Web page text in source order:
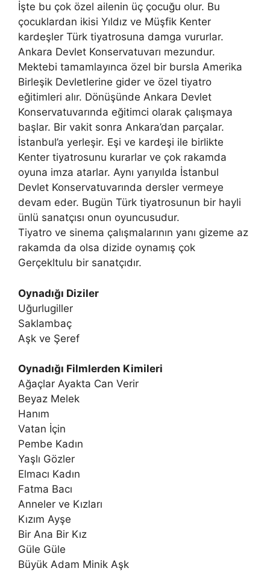
İşte bu çok özel ailenin üç çocuğu olur. Bu
çocuklardan ikisi Yıldız ve Müşfik Kenter
kardeşler Türk tiyatrosuna damga vururlar.
Ankara Devlet Konservatuvarı mezundur.
Mektebi tamamlayınca özel bir bursla Amerika
Birleşik Devletlerine gider ve özel tiyatro
eğitimleri alır. Dönüşünde Ankara Devlet
Konservatuvarında eğitimci olarak çalışmaya
başlar. Bir vakit sonra Ankara’dan parçalar.
İstanbul’a yerleşir. Eşi ve kardeşi ile birlikte
Kenter tiyatrosunu kurarlar ve çok rakamda
oyuna imza atarlar. Aynı yarıyılda İstanbul
Devlet Konservatuvarında dersler vermeye
devam eder. Bugün Türk tiyatrosunun bir hayli
ünlü sanatçısı onun oyuncusudur.
Tiyatro ve sinema çalışmalarının yanı gizeme az
rakamda da olsa dizide oynamış çok
Gerçekltulu bir sanatçıdır.
Oynadığı Diziler
Uğurlugiller
Saklambaç
Aşk ve Şeref
Oynadığı Filmlerden Kimileri
Ağaçlar Ayakta Can Verir
Beyaz Melek
Hanım
Vatan İçin
Pembe Kadın
Yaşlı Gözler
Elmacı Kadın
Fatma Bacı
Anneler ve Kızları
Kızım Ayşe
Bir Ana Bir Kız
Güle Güle
Büyük Adam Minik Aşk